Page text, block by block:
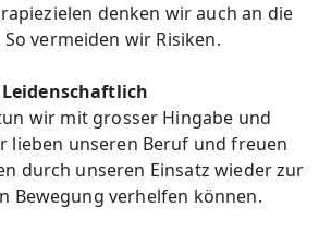
denken wir auch an die
vermeiden wir Risiken.
Leidenschaftlich
wir mit grosser Hingabe und
lieben unseren Beruf und freuen
durch unseren Einsatz wieder zur
Bewegung verhelfen können.